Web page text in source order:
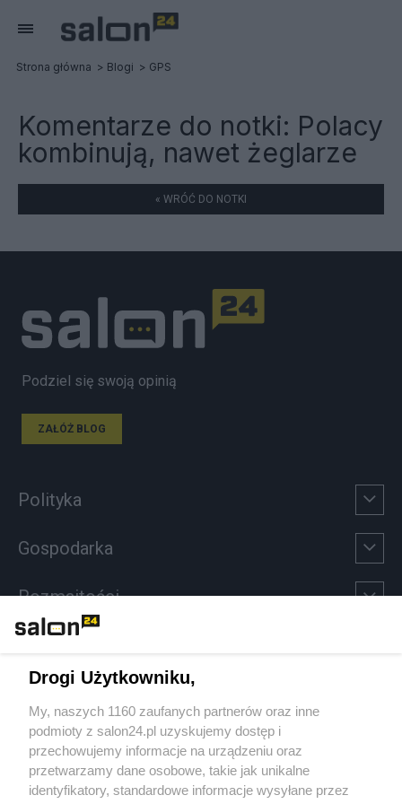
Strona główna Blogi GPS
Komentarze do notki: Polacy
kombinują, nawet żeglarze
« WRÓĆ DO NOTKI
Podziel się swoją opinią
ZAŁÓŻ BLOG
Polityka
Gospodarka
Rozmaitości
Sport
Społeczeństwo
Kultura
Drogi Użytkowniku,
My, naszych 1160 zaufanych partnerów oraz inne
podmioty z salon24.pl uzyskujemy dostęp i
przechowujemy informacje na urządzeniu oraz
przetwarzamy dane osobowe, takie jak unikalne
identyfikatory, standardowe informacje wysyłane przez